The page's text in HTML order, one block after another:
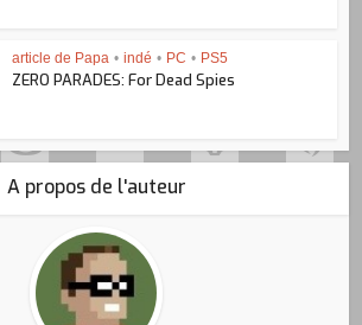
article de Papa • indé • PC • PS5
ZERO PARADES: For Dead Spies
A propos de l'auteur